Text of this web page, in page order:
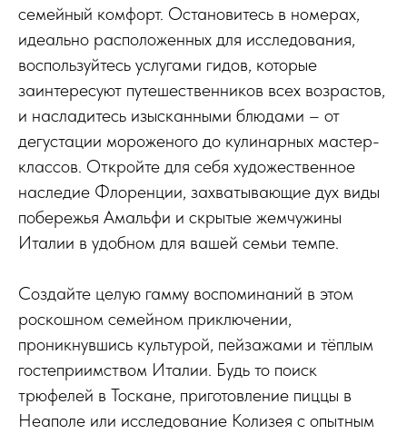
семейный комфорт. Остановитесь в номерах,
идеально расположенных для исследования,
воспользуйтесь услугами гидов, которые
заинтересуют путешественников всех возрастов,
и насладитесь изысканными блюдами – от
дегустации мороженого до кулинарных мастер-
классов. Откройте для себя художественное
наследие Флоренции, захватывающие дух виды
побережья Амальфи и скрытые жемчужины
Италии в удобном для вашей семьи темпе.
Создайте целую гамму воспоминаний в этом
роскошном семейном приключении,
проникнувшись культурой, пейзажами и тёплым
гостеприимством Италии. Будь то поиск
трюфелей в Тоскане, приготовление пиццы в
Неаполе или исследование Колизея с опытным